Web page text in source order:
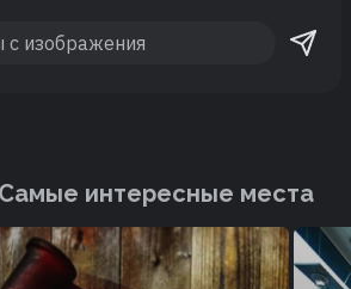
интересные места